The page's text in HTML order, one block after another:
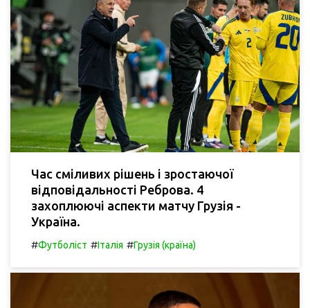
Час сміливих рішень і зростаючої
відповідальності Реброва. 4
захоплюючі аспекти матчу Грузія -
Україна.
#Футболіст #Італія #Грузія (країна)